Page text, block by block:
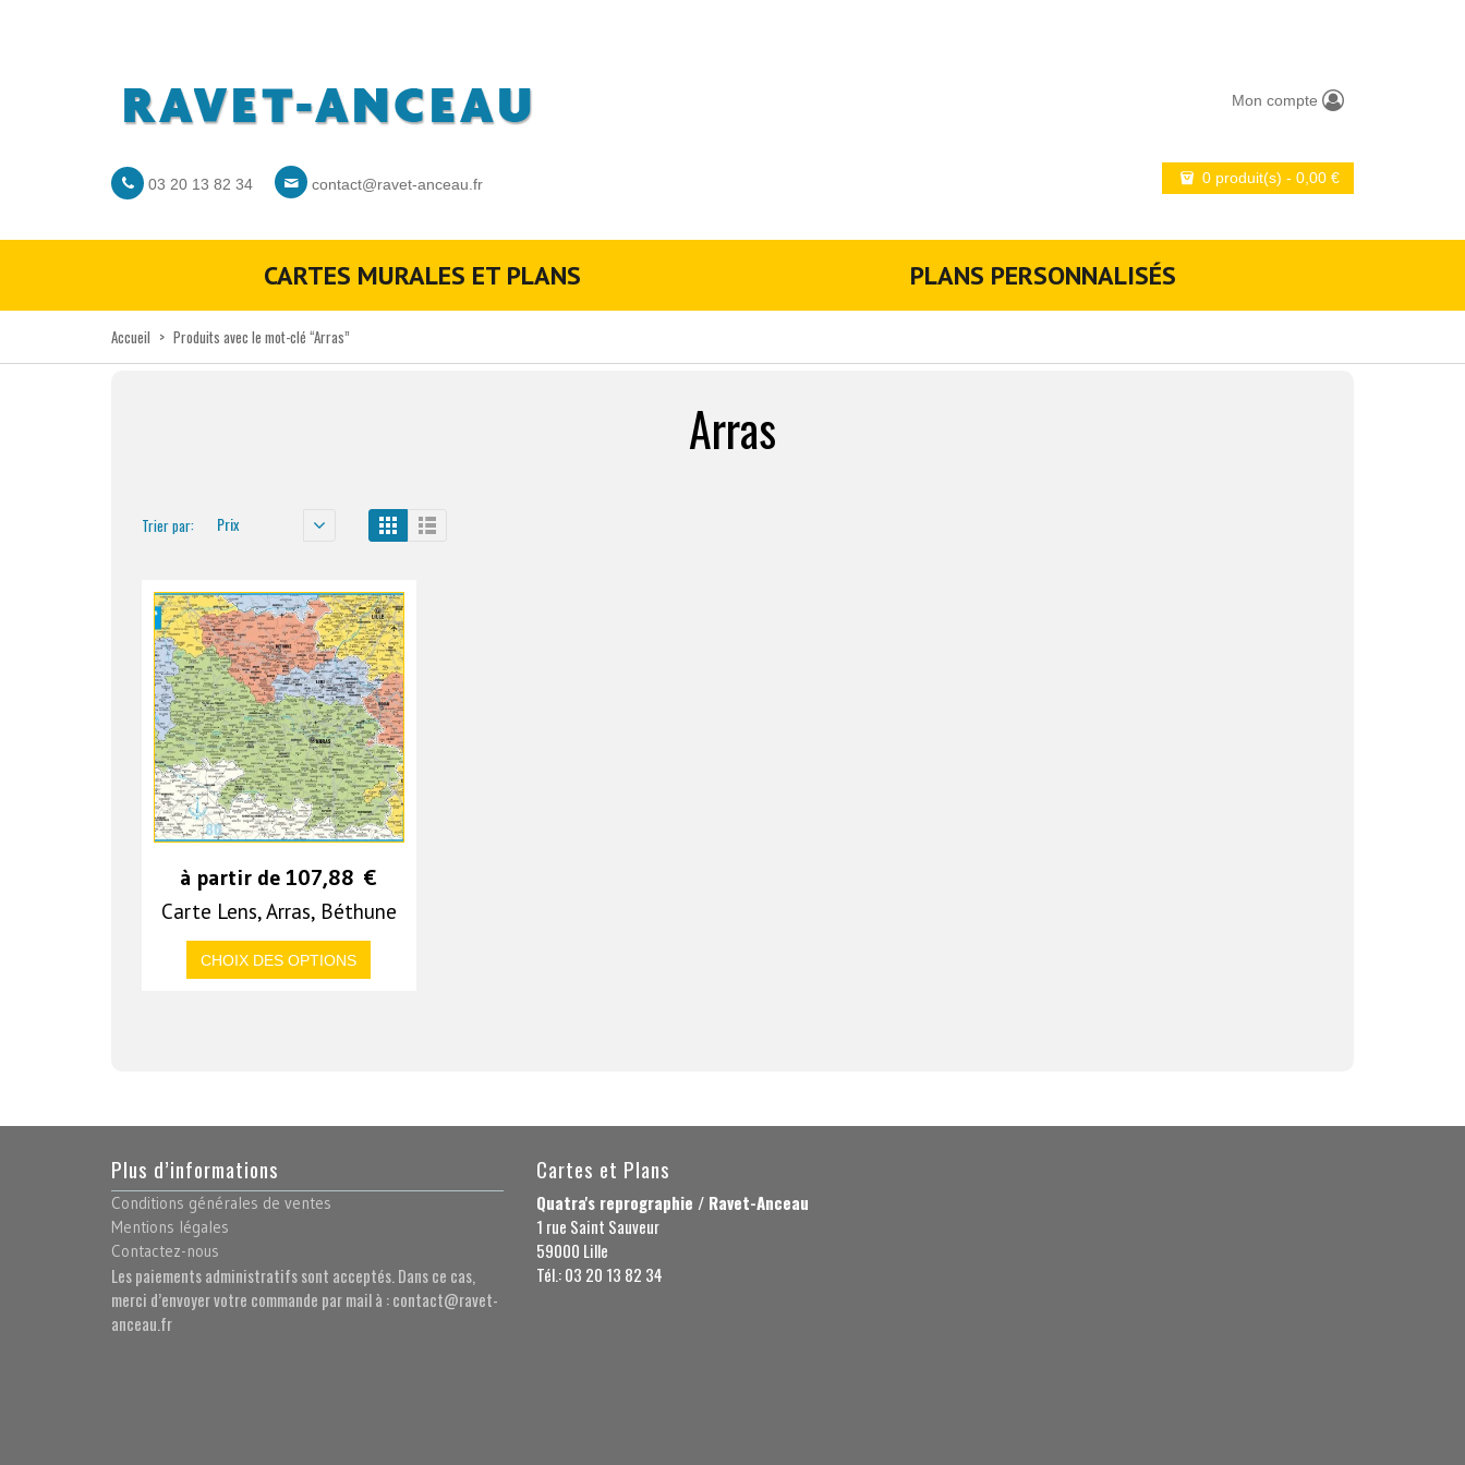
03 20 13 82 34 contact@ravet-anceau.fr
Mon compte
0 produit(s) - 0,00 €
CARTES MURALES ET PLANS PLANS PERSONNALISÉS
Accueil > Produits avec le mot-clé “Arras”
Arras
Trier par: Prix
à partir de107,88 €
Carte Lens, Arras, Béthune
CHOIX DES OPTIONS
Plus d’informations
Conditions générales de ventes
Mentions légales
Contactez-nous
Les paiements administratifs sont acceptés. Dans ce cas,
merci d’envoyer votre commande par mail à : contact@ravet-
anceau.fr
Cartes et Plans
Quatra's reprographie / Ravet-Anceau
1 rue Saint Sauveur
59000 Lille
Tél.: 03 20 13 82 34